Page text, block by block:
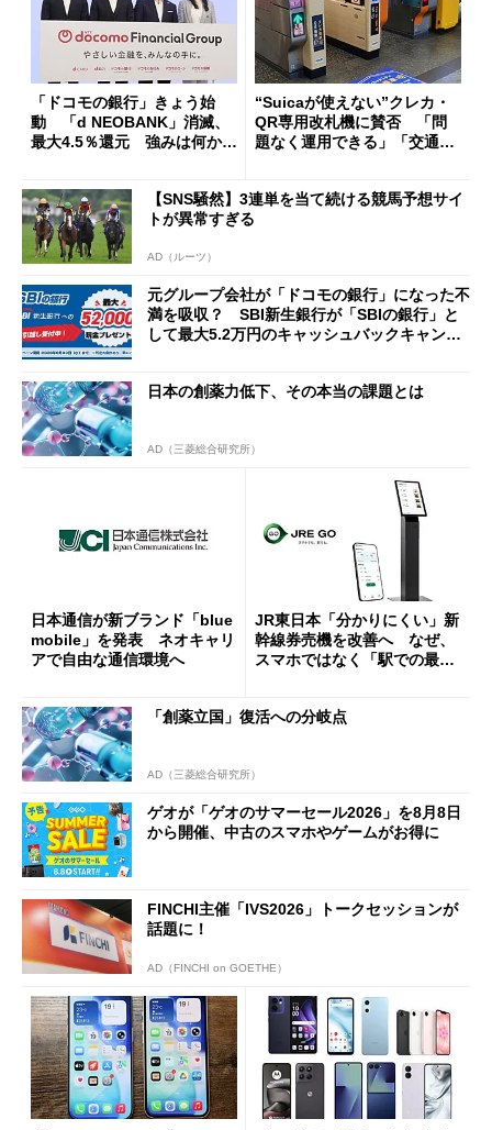
「ドコモの銀行」きょう始
動 「d NEOBANK」消滅、
最大4.5％還元 強みは何か解
“Suicaが使えない”クレカ・
QR専用改札機に賛否 「問
題なく運用できる」「交通系I
【SNS騒然】3連単を当て続ける競馬予想サイ
トが異常すぎる
AD（ルーツ）
元グループ会社が「ドコモの銀行」になった不
満を吸収？ SBI新生銀行が「SBIの銀行」と
して最大5.2万円のキャッシュバックキャンペ
日本の創薬力低下、その本当の課題とは
AD（三菱総合研究所）
日本通信が新ブランド「blue
mobile」を発表 ネオキャリ
アで自由な通信環境へ
JR東日本「分かりにくい」新
幹線券売機を改善へ なぜ、
スマホではなく「駅での最短
「創薬立国」復活への分岐点
AD（三菱総合研究所）
ゲオが「ゲオのサマーセール2026」を8月8日
から開催、中古のスマホやゲームがお得に
FINCHI主催「IVS2026」トークセッションが
話題に！
AD（FINCHI on GOETHE）